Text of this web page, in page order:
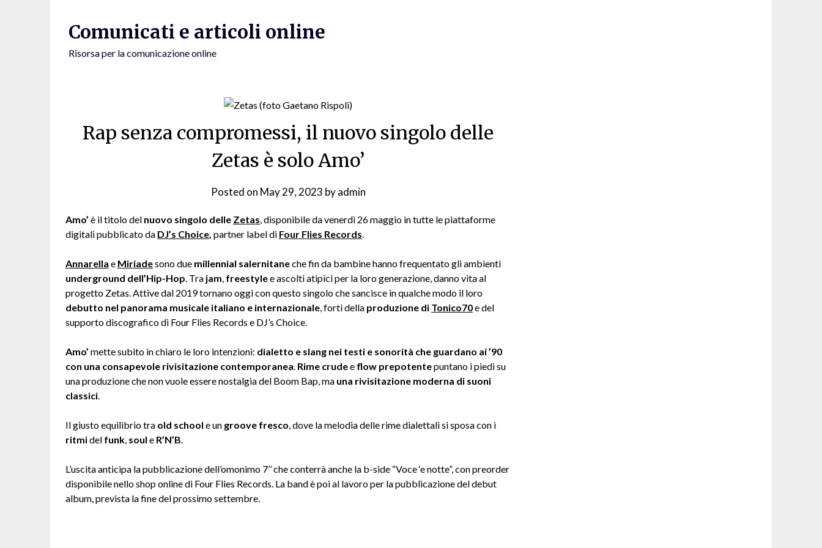
Comunicati e articoli online
Risorsa per la comunicazione online
Rap senza compromessi, il nuovo singolo delle
Zetas è solo Amo’
Posted on May 29, 2023 byadmin
Amo’ è il titolo del nuovo singolo delle Zetas, disponibile da venerdì 26 maggio in tutte le piattaforme
digitali pubblicato da DJ’s Choice, partner label di Four Flies Records.
Annarella e Miriadesono due millennial salernitaneche fin da bambine hanno frequentato gli ambienti
underground dell’Hip-Hop. Tra jam, freestylee ascolti atipici per la loro generazione, danno vita al
progetto Zetas. Attive dal 2019 tornano oggi con questo singolo che sancisce in qualche modo il loro
debutto nel panorama musicale italiano e internazionale, forti della produzione di Tonico70e del
supporto discografico di Four Flies Records e DJ’s Choice.
Amo’ mette subito in chiaro le loro intenzioni: dialetto e slang nei testi e sonorità che guardano ai ’90
con una consapevole rivisitazione contemporanea. Rime crudee flow prepotentepuntano i piedi su
una produzione che non vuole essere nostalgia del Boom Bap, ma una rivisitazione moderna di suoni
classici.
Il giusto equilibrio tra old school e un groove fresco, dove la melodia delle rime dialettali si sposa con i
ritmidel funk, soul e R’N’B.
L’uscita anticipa la pubblicazione dell’omonimo 7’’ che conterrà anche la b-side “Voce ‘e notte”, con preorder
disponibile nello shop online di Four Flies Records. La band è poi al lavoro per la pubblicazione del debut
album, prevista la fine del prossimo settembre.